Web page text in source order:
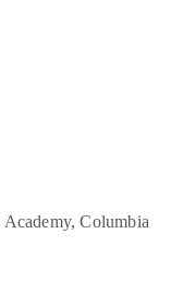
Columbia